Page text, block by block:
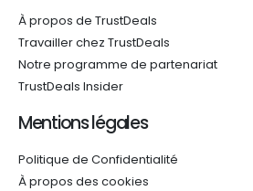
À propos de TrustDeals
Travailler chez TrustDeals
Notre programme de partenariat
TrustDeals Insider
Mentions légales
Politique de Confidentialité
À propos des cookies